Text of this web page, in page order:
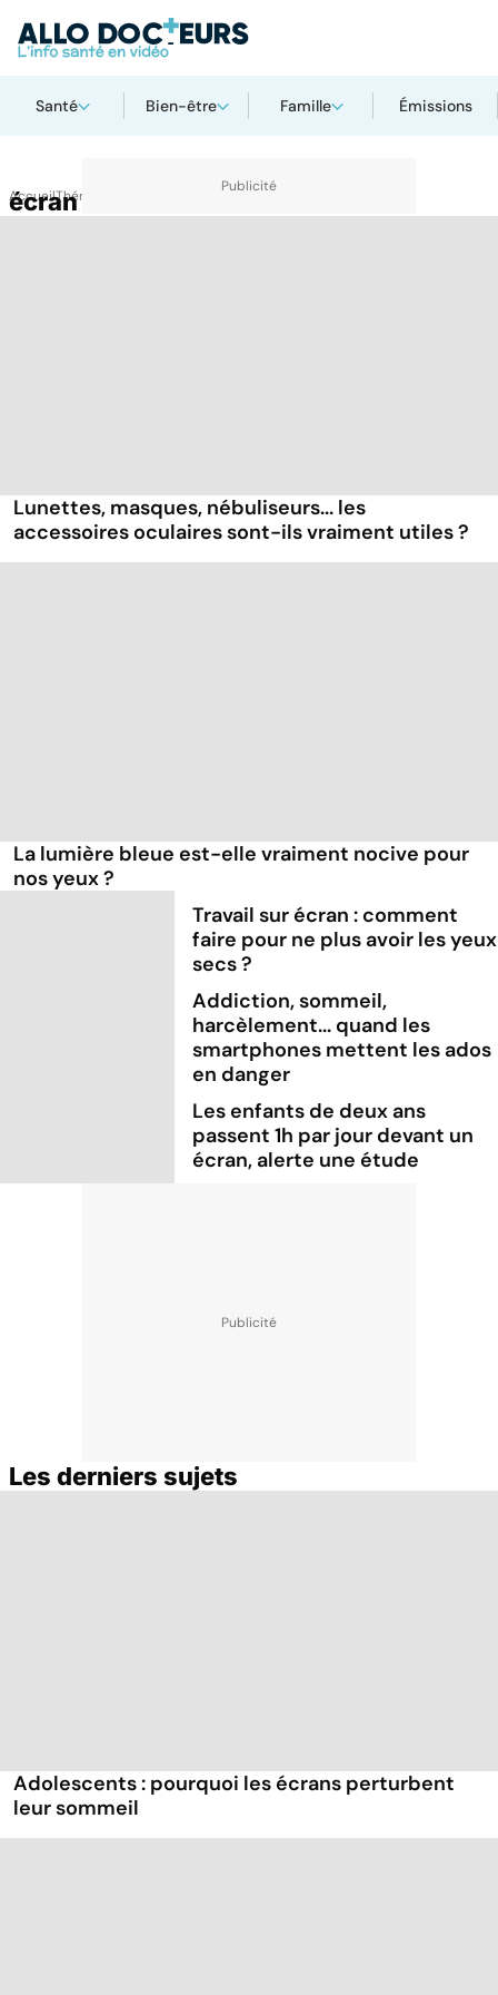
Santé Bien-être Famille Émissions
AccueilThématiques
écran
Lunettes, masques, nébuliseurs... les
accessoires oculaires sont-ils vraiment utiles ?
La lumière bleue est-elle vraiment nocive pour
nos yeux ?
Travail sur écran : comment
faire pour ne plus avoir les yeux
secs ?
Addiction, sommeil,
harcèlement... quand les
smartphones mettent les ados
en danger
Les enfants de deux ans
passent 1h par jour devant un
écran, alerte une étude
Les derniers sujets
Adolescents : pourquoi les écrans perturbent
leur sommeil